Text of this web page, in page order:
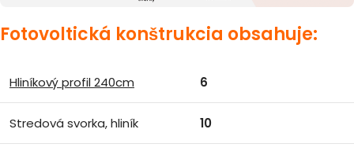
Fotovoltická konštrukcia obsahuje:
Hliníkový profil 240cm 6
Stredová svorka, hliník 10